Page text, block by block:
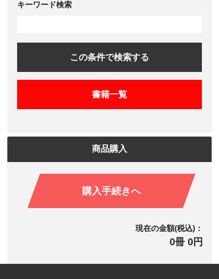
キーワード検索
この条件で検索する
書籍一覧
商品購入
購入手続きへ
現在の金額(税込)：
0冊 0円